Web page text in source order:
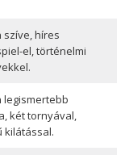
szíve, híres
el, történelmi
legismertebb
két tornyával,
kilátással.